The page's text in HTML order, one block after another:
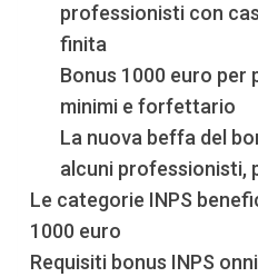
professionisti con
finita
Bonus 1000 euro
minimi e forfettario
La nuova beffa del
alcuni professionisti,
Le categorie INPS
1000 euro
Requisiti bonus INPS